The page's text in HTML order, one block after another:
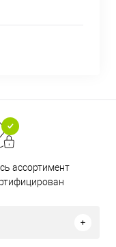
ассортимент